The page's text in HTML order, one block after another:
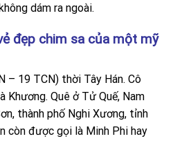
dám ra ngoài.
đẹp chim sa của một mỹ
– 19 TCN) thời Tây Hán. Cô
Quê ở Tử Quế, Nam
thành phố Nghi Xương, tỉnh
còn được gọi là Minh Phi hay